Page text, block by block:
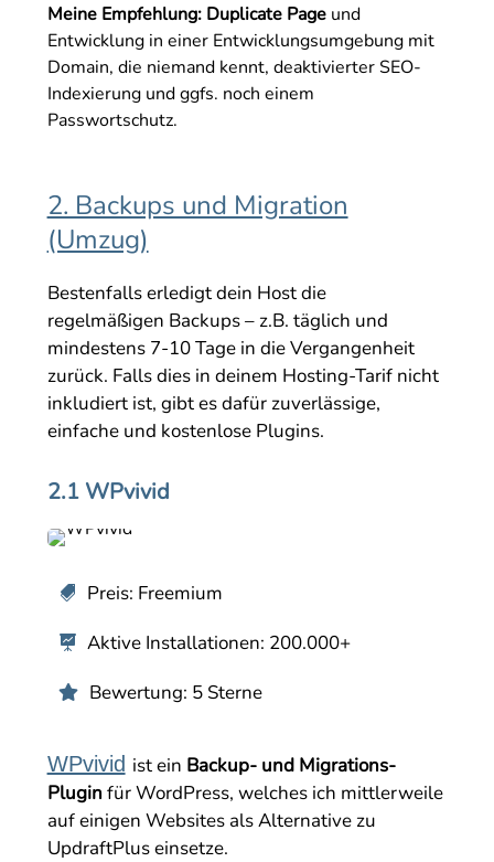
Meine Empfehlung: Duplicate Page und
Entwicklung in einer Entwicklungsumgebung mit
Domain, die niemand kennt, deaktivierter SEO-
Indexierung und ggfs. noch einem
Passwortschutz.
2. Backups und Migration
(Umzug)
Bestenfalls erledigt dein Host die
regelmäßigen Backups – z.B. täglich und
mindestens 7-10 Tage in die Vergangenheit
zurück. Falls dies in deinem Hosting-Tarif nicht
inkludiert ist, gibt es dafür zuverlässige,
einfache und kostenlose Plugins.
2.1 WPvivid
 Preis: Freemium
 Aktive Installationen: 200.000+
 Bewertung: 5 Sterne
WPvivid ist ein Backup- und Migrations-
Pluginfür WordPress, welches ich mittlerweile
auf einigen Websites als Alternative zu
UpdraftPlus einsetze.